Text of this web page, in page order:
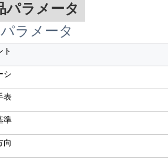
パラメータ
ラメータ
ト
シ
表
準
向